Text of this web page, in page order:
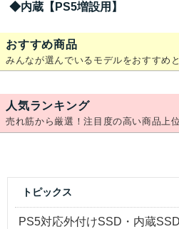
内蔵【PS5増設用】
おすすめ商品
みんなが選んでいるモデルをおすすめ
人気ランキング
売れ筋から厳選！注目度の高い商品上
トピックス
PS5対応外付けSSD・内蔵